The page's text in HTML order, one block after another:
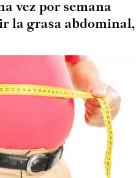
vez por semana
la grasa abdominal,